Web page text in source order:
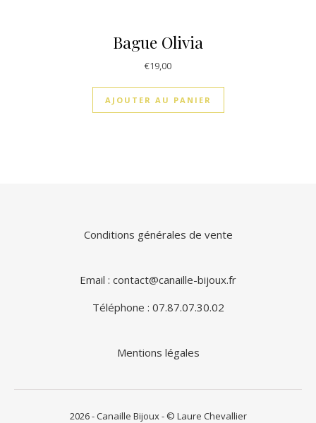
Bague Olivia
€19,00
AJOUTER AU PANIER
Conditions générales de vente
Email : contact@canaille-bijoux.fr
Téléphone : 07.87.07.30.02
Mentions légales
2026 - Canaille Bijoux - © Laure Chevallier